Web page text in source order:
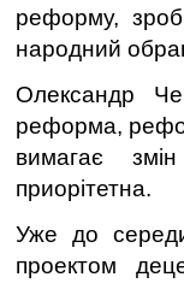
реформу,
народний
Олександр
реформа,
вимагає
приорітетна.
Уже до
проектом